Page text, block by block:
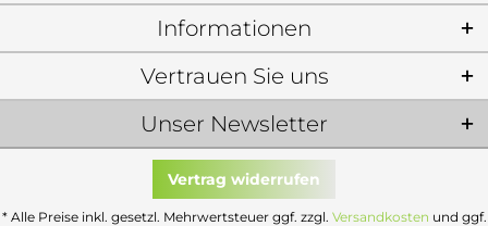
Informationen
Unser Newsletter
Vertrauen Sie uns
Vertrag widerrufen
* Alle Preise inkl. gesetzl. Mehrwertsteuer ggf. zzgl. Versandkosten und ggf.